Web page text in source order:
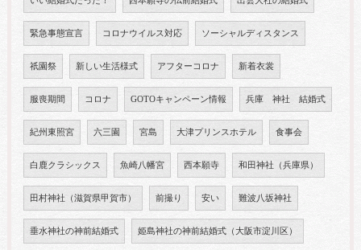
緊急事態宣言 コロナウイルス対応 ソーシャルディスタンス
祇園祭 新しい生活様式 アフターコロナ 新着衣裳
服喪期間 コロナ GOTOキャンペーン情報 兵庫 神社 結婚式
紀州東照宮 六三園 宮島 大津プリンスホテル 食事会
白鹿クラシックス 魚崎八幡宮 西本願寺 和田神社（兵庫県）
田村神社（滋賀県甲賀市） 前撮り 安い 難波八坂神社
垂水神社の神前結婚式 姫島神社の神前結婚式（大阪市淀川区）